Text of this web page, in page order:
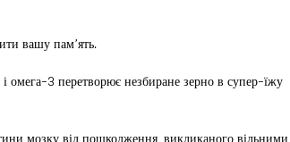
вашу пам’ять.
омега-3 перетворює незбиране зерно в супер-їжу